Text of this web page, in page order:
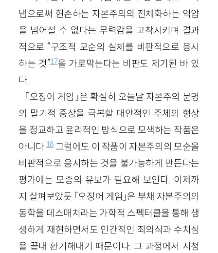
냄으로써 현존하는 자본주의의 전체화하는 억압
을 넘어설 수 없다는 무력감을 고착시키며 결과
적으로 “구조적 모순의 실체를 비판적으로 응시
하는 것”17을 가로막는다는 비판도 제기된 바 있
다.
「오징어 게임」은 확실히 오늘날 자본주의 문명
의 말기적 증상을 극복할 대안적인 주체의 형상
을 정교하고 윤리적인 방식으로 모색하는 작품은
아니다.18그럼에도 이 작품이 자본주의의 모순을
비판적으로 응시하는 것을 불가능하게 만든다는
평가에는 모종의 유보가 필요해 보인다. 이제까
지 살펴보았듯 「오징어 게임」은 부채 자본주의의
동학을 데스매치라는 가학적 스펙터클을 통해 생
생하게 재현하면서도 인간적인 죄의식과 수치심
을 끝내 환기해내기 때문이다. 그 과정에서 시청